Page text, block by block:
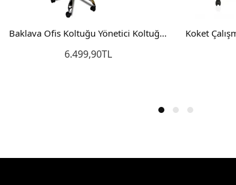
Baklava Ofis Koltuğu Yönetici Koltuğu Büro Koltuğu Beyaz
6.499,90TL